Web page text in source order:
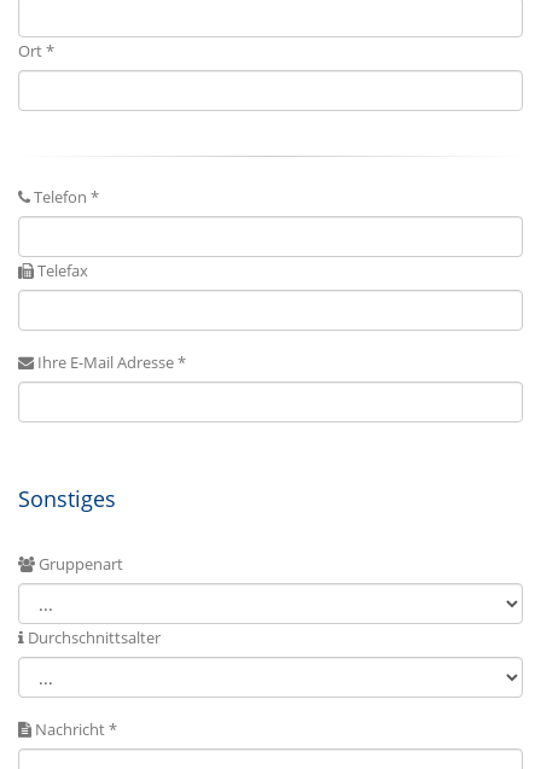
Ort *
Telefon *
Telefax
Ihre E-Mail Adresse *
Sonstiges
Gruppenart
Durchschnittsalter
Nachricht *